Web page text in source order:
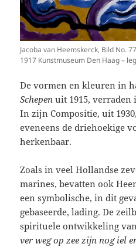
Jacoba van Heemskerck, Bild No.
1917 Kunstmuseum Den Haag –
De vormen en kleuren in
Schepen uit 1915, verraden
In zijn Compositie, uit
eveneens de driehoekige
herkenbaar.
Zoals in veel Hollandse
marines, bevatten ook
een symbolische, in dit
gebaseerde, lading. De
spirituele ontwikkeling
ver weg op zee zijn nog iel